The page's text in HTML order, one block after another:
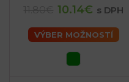
10.14€ s DPH
VÝBER MOŽNOSTÍ